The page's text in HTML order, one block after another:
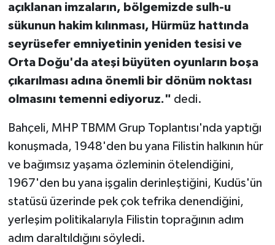
açıklanan imzaların, bölgemizde sulh-u
sükunun hakim kılınması, Hürmüz hattında
seyrüsefer emniyetinin yeniden tesisi ve
Orta Doğu'da ateşi büyüten oyunların boşa
çıkarılması adına önemli bir dönüm noktası
olmasını temenni ediyoruz." dedi.
Bahçeli, MHP TBMM Grup Toplantısı'nda yaptığı
konuşmada, 1948'den bu yana Filistin halkının hür
ve bağımsız yaşama özleminin ötelendiğini,
1967'den bu yana işgalin derinleştiğini, Kudüs'ün
statüsü üzerinde pek çok tefrika denendiğini,
yerleşim politikalarıyla Filistin toprağının adım
adım daraltıldığını söyledi.